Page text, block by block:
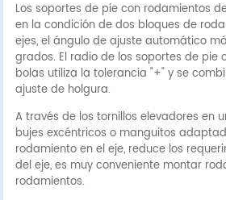
Los soportes de pie con rodamientos
en la condición de dos bloques de
ejes, el ángulo de ajuste automático
grados. El radio de los soportes de pie
bolas utiliza la tolerancia "+" y se
ajuste de holgura.
A través de los tornillos elevadores en
bujes excéntricos o manguitos
rodamiento en el eje, reduce los
del eje, es muy conveniente montar
rodamientos.